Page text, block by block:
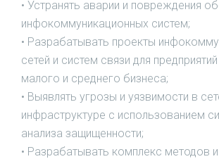
• Устранять аварии и повреждения
инфокоммуникационных систем;
• Разрабатывать проекты
сетей и систем связи для
малого и среднего бизнеса;
• Выявлять угрозы и уязвимости в
инфраструктуре с использованием
анализа защищенности;
• Разрабатывать комплекс методов